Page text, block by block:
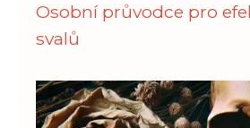
Osobní průvodce pro
svalů